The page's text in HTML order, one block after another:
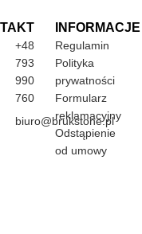
+48
793
990
760
biuro@brukstone.pl
INFORMACJE
Regulamin
Polityka
prywatności
Formularz
reklamacyjny
Odstąpienie
od umowy